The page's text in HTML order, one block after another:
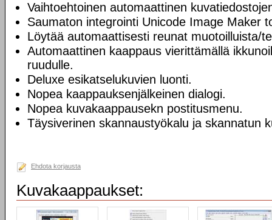
Vaihtoehtoinen automaattinen
Saumaton integrointi Unicode Image Maker
Löytää automaattisesti reunat muotoilluista/
Automaattinen kaappaus vierittämällä
ruudulle.
Deluxe esikatselukuvien luonti.
Nopea kaappauksenjälkeinen dialogi.
Nopea kuvakaappausekn postitusmenu.
Täysiverinen skannaustyökalu ja skannatun
Ehdota korjausta
Kuvakaappaukset: